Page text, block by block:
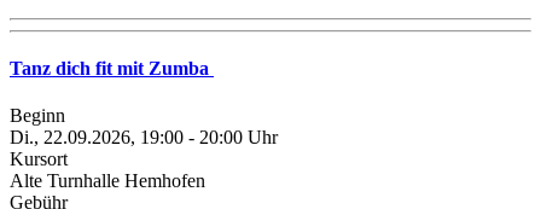
Tanz dich fit mit Zumba
Beginn
Di., 22.09.2026, 19:00 - 20:00 Uhr
Kursort
Alte Turnhalle Hemhofen
Gebühr